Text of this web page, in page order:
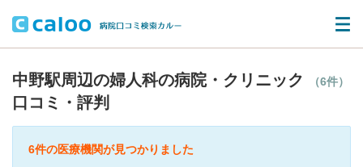
中野駅周辺の婦人科の病院・クリニック （6件）
口コミ・評判
6件の医療機関が見つかりました